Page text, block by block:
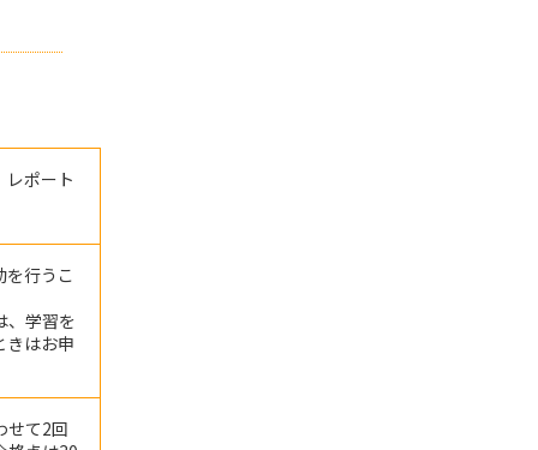
ポート
を行うこ
、学習を
きはお申
せて2回